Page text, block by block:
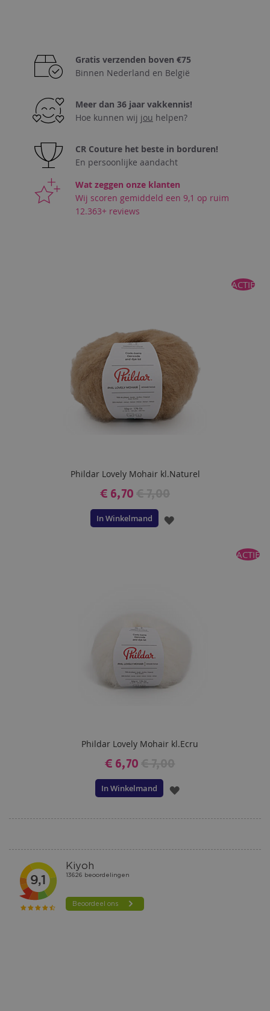
Gratis verzenden boven €75
Binnen Nederland en België
Meer dan 36 jaar vakkennis!
Hoe kunnen wij jou helpen?
CR Couture het beste in borduren!
En persoonlijke aandacht
Wat zeggen onze klanten
Wij scoren gemiddeld een 9,1 op ruim
12.363+ reviews
ACTIE
Phildar Lovely Mohair kl.Naturel
€ 6,70
In Winkelmand
VOEG
ACTIE
Phildar Lovely Mohair kl.Ecru
€ 6,70
In Winkelmand
VOEG
VERLANGLIJST